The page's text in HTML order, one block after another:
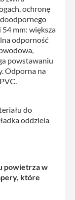
ochronę
mm: większa
odporność
powstawaniu
Odporna na
do
oddziela
powietrza w
które